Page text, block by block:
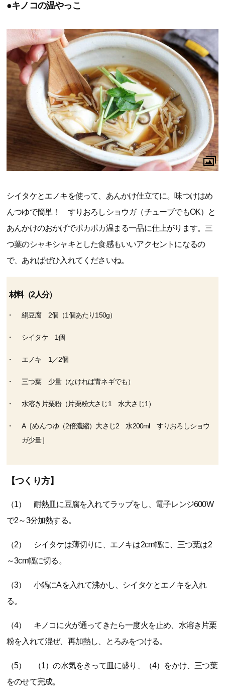
●キノコの温やっこ
シイタケとエノキを使って、あんかけ仕立てに。味つけはめ
んつゆで簡単！ すりおろしショウガ（チューブでもOK）と
あんかけのおかげでポカポカ温まる一品に仕上がります。三
つ葉のシャキシャキとした食感もいいアクセントになるの
で、あればぜひ入れてくださいね。
材料（2人分）
絹豆腐 2個（1個あたり150g）
シイタケ 1個
エノキ 1／2個
三つ葉 少量（なければ青ネギでも）
水溶き片栗粉（片栗粉大さじ1 水大さじ1）
A［めんつゆ（2倍濃縮）大さじ2 水200ml すりおろしショウ
ガ少量］
【つくり方】
（1） 耐熱皿に豆腐を入れてラップをし、電子レンジ600W
で2～3分加熱する。
（2） シイタケは薄切りに、エノキは2cm幅に、三つ葉は2
～3cm幅に切る。
（3） 小鍋にAを入れて沸かし、シイタケとエノキを入れ
る。
（4） キノコに火が通ってきたら一度火を止め、水溶き片栗
粉を入れて混ぜ、再加熱し、とろみをつける。
（5） （1）の水気をきって皿に盛り、（4）をかけ、三つ葉
をのせて完成。